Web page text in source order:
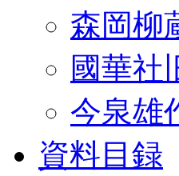
森岡柳
國華社
今泉雄
資料目録